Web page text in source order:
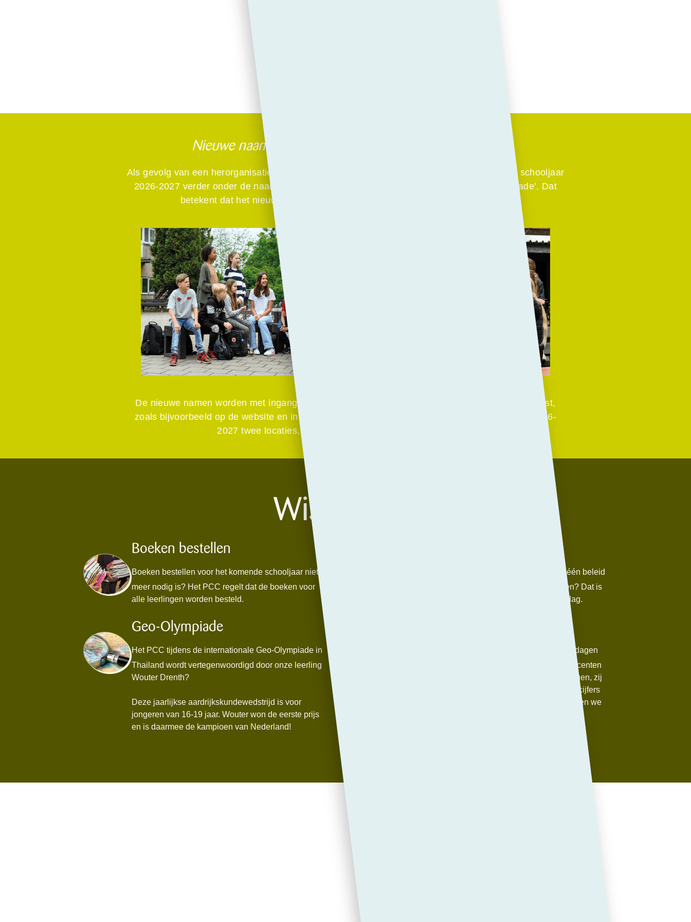
Nieuwe naam voor PCC Het Lyceum en PCC Fabritius
Als gevolg van een herorganisatie gaan PCC Fabritius en PCC Het Lyceum met ingang van schooljaar
2026-2027 verder onder de naam ‘PCC Lyceum Fabritiusstraat’ en ‘PCC Lyceum Blekerskade’. Dat
betekent dat het nieuwe ‘PCC Lyceum’ vanaf dat moment twee locaties heeft.
De nieuwe namen worden met ingang van het nieuwe schooljaar in de communicatie al toegepast,
zoals bijvoorbeeld op de website en in de schoolgidsen. PCC Lyceum heeft vanaf schooljaar 2026-
2027 twee locaties, met één directeur en managementteam.
Wist u dat?
Boeken bestellen
Boeken bestellen voor het komende schooljaar niet
meer nodig is? Het PCC regelt dat de boeken voor
alle leerlingen worden besteld.
Het PCC met alle vestigingen overgaat op één beleid
voor mobiele telefoongebruik door leerlingen? Dat is
‘thuis of in de kluis’, gedurende de hele lesdag.
Geo-Olympiade
Het PCC tijdens de internationale Geo-Olympiade in
Thailand wordt vertegenwoordigd door onze leerling
Wouter Drenth?
Deze jaarlijkse aardrijkskundewedstrijd is voor
jongeren van 16-19 jaar. Wouter won de eerste prijs
en is daarmee de kampioen van Nederland!
Nieuwe cijfers in Magister op doordeweekse dagen
gepubliceerd worden tussen 17 en 20 uur. Docenten
melden de cijfers natuurlijk wel aan de leerlingen, zij
kunnen deze gewoon thuis vertellen. Door de cijfers
alleen in dit tijdsbestek te publiceren, voorkomen we